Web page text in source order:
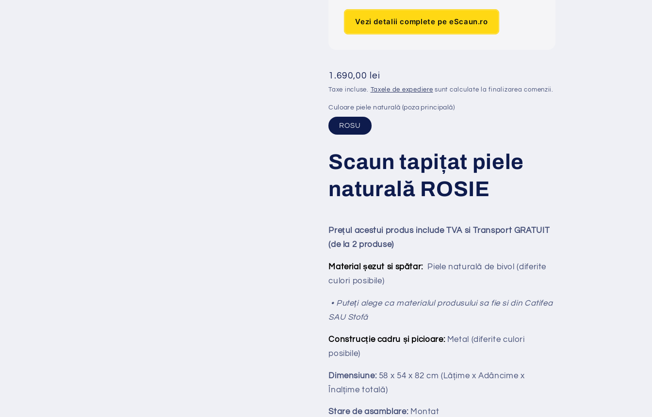
Vezi detalii complete pe eScaun.ro
Preț
obișnuit
1.690,00 lei
Taxe incluse. Taxele de expediere sunt calculate la finalizarea comenzii.
Culoare piele naturală (poza principală)
ROSU
Scaun tapițat piele
naturală ROSIE
Prețul acestui produs include TVA si Transport GRATUIT
(de la 2 produse)
Material șezut si spătar: Piele naturală de bivol (diferite
culori posibile)
• Puteți alege ca materialul produsului sa fie si din Catifea
SAU Stofă
Construcție cadru și picioare: Metal (diferite culori
posibile)
Dimensiune: 58 x 54 x 82 cm (Lățime x Adâncime x
Înalțime totală)
Stare de asamblare: Montat